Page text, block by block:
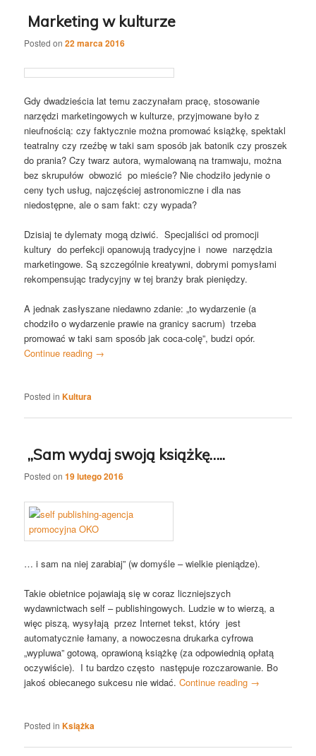
Marketing w kulturze
Posted on22 marca 2016
Gdy dwadzieścia lat temu zaczynałam pracę, stosowanie
narzędzi marketingowych w kulturze, przyjmowane było z
nieufnością: czy faktycznie można promować książkę, spektakl
teatralny czy rzeźbę w taki sam sposób jak batonik czy proszek
do prania? Czy twarz autora, wymalowaną na tramwaju, można
bez skrupułów obwozić po mieście? Nie chodziło jedynie o
ceny tych usług, najczęściej astronomiczne i dla nas
niedostępne, ale o sam fakt: czy wypada?
Dzisiaj te dylematy mogą dziwić. Specjaliści od promocji
kultury do perfekcji opanowują tradycyjne i nowe narzędzia
marketingowe. Są szczególnie kreatywni, dobrymi pomysłami
rekompensując tradycyjny w tej branży brak pieniędzy.
A jednak zasłyszane niedawno zdanie: „to wydarzenie (a
chodziło o wydarzenie prawie na granicy sacrum) trzeba
promować w taki sam sposób jak coca-colę”, budzi opór.
Continue reading →
Posted in Kultura
„Sam wydaj swoją książkę…..
Posted on19 lutego 2016
… i sam na niej zarabiaj” (w domyśle – wielkie pieniądze).
Takie obietnice pojawiają się w coraz liczniejszych
wydawnictwach self – publishingowych. Ludzie w to wierzą, a
więc piszą, wysyłają przez Internet tekst, który jest
automatycznie łamany, a nowoczesna drukarka cyfrowa
„wypluwa” gotową, oprawioną książkę (za odpowiednią opłatą
oczywiście). I tu bardzo często następuje rozczarowanie. Bo
jakoś obiecanego sukcesu nie widać.Continue reading →
Posted in Książka